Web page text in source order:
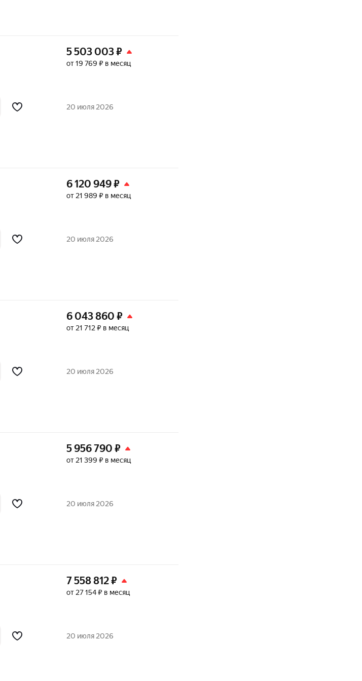
5 503 003₽
от 19 769 ₽ в месяц
20 июля 2026
6 120 949₽
от 21 989 ₽ в месяц
20 июля 2026
6 043 860 ₽
от 21 712 ₽ в месяц
20 июля 2026
5 956 790 ₽
от 21 399 ₽ в месяц
20 июля 2026
7 558 812₽
от 27 154 ₽ в месяц
20 июля 2026